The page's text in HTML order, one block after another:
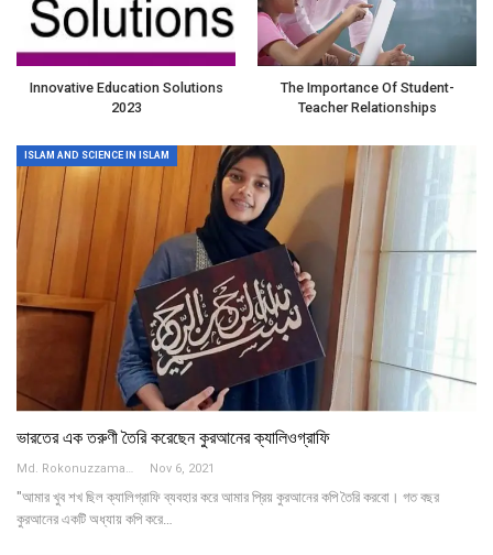
Innovative Education Solutions
2023
The Importance Of Student-
Teacher Relationships
ISLAM AND SCIENCE IN ISLAM
ভারতের এক তরুণী তৈরি করেছেন কুরআনের ক্যালিওগ্রাফি
Md. Rokonuzzaman Nov 6, 2021
"আমার খুব শখ ছিল ক্যালিগ্রাফি ব্যবহার করে আমার প্রিয় কুরআনের কপি তৈরি করবো। গত বছর
কুরআনের একটি অধ্যায় কপি করে…